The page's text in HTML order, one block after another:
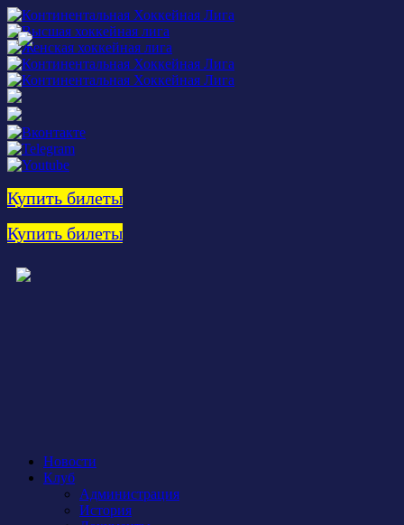
Купить билеты
Купить билеты
Новости
Клуб
Администрация
История